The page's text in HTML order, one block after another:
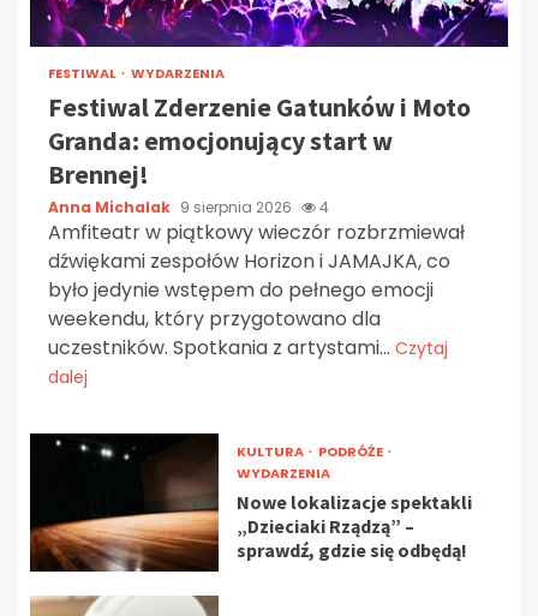
FESTIWAL WYDARZENIA
Festiwal Zderzenie Gatunków i Moto
Granda: emocjonujący start w
Brennej!
Anna Michalak 9 sierpnia 2026 4
Amfiteatr w piątkowy wieczór rozbrzmiewał
dźwiękami zespołów Horizon i JAMAJKA, co
było jedynie wstępem do pełnego emocji
weekendu, który przygotowano dla
uczestników. Spotkania z artystami... Czytaj
dalej
KULTURA
PODRÓŻE
WYDARZENIA
Nowe lokalizacje spektakli
„Dzieciaki Rządzą” –
sprawdź, gdzie się odbędą!